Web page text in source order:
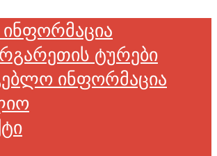
ინფორმაცია
ტურები
ინფორმაცია